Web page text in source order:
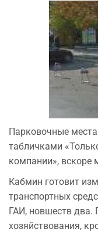
Парковочные
табличками
компании», вскоре
Кабмин готовит
транспортных
ГАИ, новшеств два.
хозяйствования,